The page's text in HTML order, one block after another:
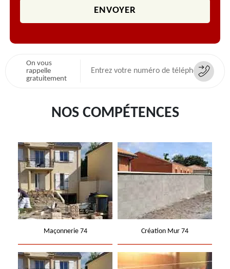
On vous
rappelle
gratuitement
NOS COMPÉTENCES
Maçonnerie 74 Création Mur 74